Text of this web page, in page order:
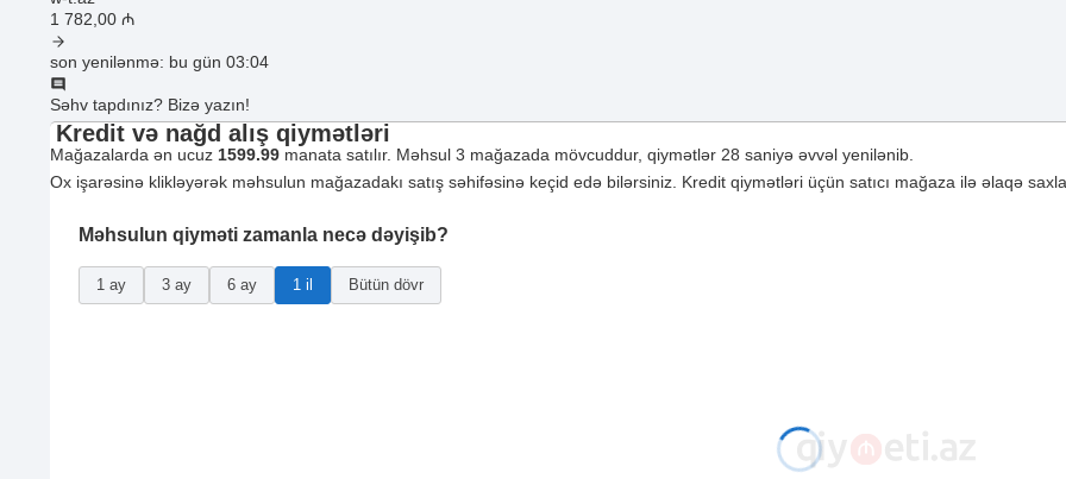
1 782 ,00 ₼
son yenilənmə: bu gün 03:04
Səhv tapdınız? Bizə yazın!
Kredit və nağd alış qiymətləri
Mağazalarda ən ucuz 1599.99 manata satılır. Məhsul 3 mağazada mövcuddur, qiymətlər 28 saniyə əvvəl yenilənib.
Ox işarəsinə klikləyərək məhsulun mağazadakı satış səhifəsinə keçid edə bilərsiniz. Kredit qiymətləri üçün satıcı mağaza ilə əlaqə
Məhsulun qiyməti zamanla necə dəyişib?
1 ay 3 ay 6 ay 1 il Bütün dövr